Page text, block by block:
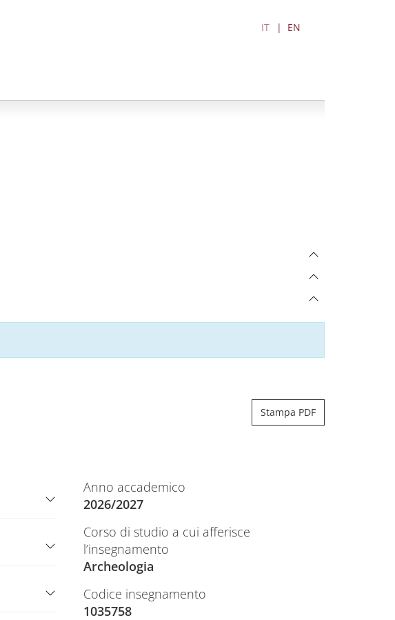
IT EN
Stampa PDF
Anno accademico
2026/2027
Corso di studio a cui afferisce
l’insegnamento
Archeologia
Codice insegnamento
1035758